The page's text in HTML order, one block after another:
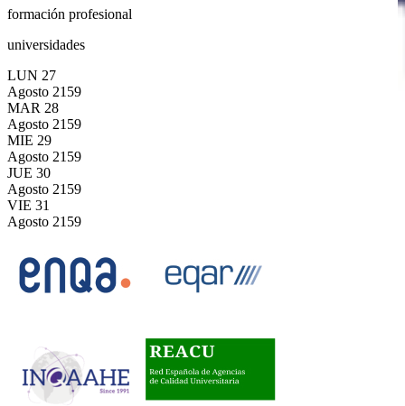
formación profesional
universidades
LUN 27
Agosto 2159
MAR 28
Agosto 2159
MIE 29
Agosto 2159
JUE 30
Agosto 2159
VIE 31
Agosto 2159